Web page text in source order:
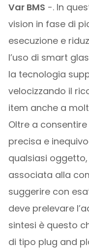
Var BMS -. In
vision in fase di
esecuzione e
l’uso di smart
la tecnologia
velocizzando il
item anche a
Oltre a
precisa e
qualsiasi
associata alla
suggerire con
deve prelevare
sintesi è questo
di tipo plug and